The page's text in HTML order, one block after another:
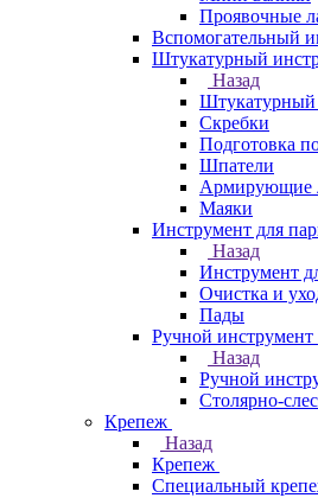
Проявочные
Вспомогательный
Штукатурный
Назад
Штукатурный
Скребки
Подготовка
Шпатели
Армирующие
Маяки
Инструмент для
Назад
Инструмент
Очистка и
Пады
Ручной инструмент
Назад
Ручной
Столярно-
Крепеж
Назад
Крепеж
Специальный